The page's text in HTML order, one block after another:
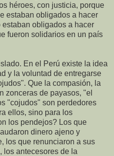
héroes, con justicia, porque
estaban obligados a hacer
estaban obligados a hacer
fueron solidarios en un país
En el Perú existe la idea
y la voluntad de entregarse
Que la compasión, la
zonceras de payasos, "el
"cojudos" son perdedores
ellos, sino para los
los pendejos? Los que
dinero ajeno y
los que renunciaron a sus
los antecesores de la